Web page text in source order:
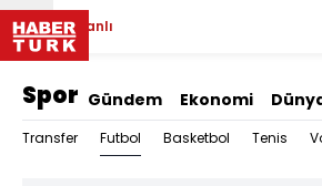
Canlı
Spor Gündem Ekonomi
Transfer Futbol Basketbol Tenis